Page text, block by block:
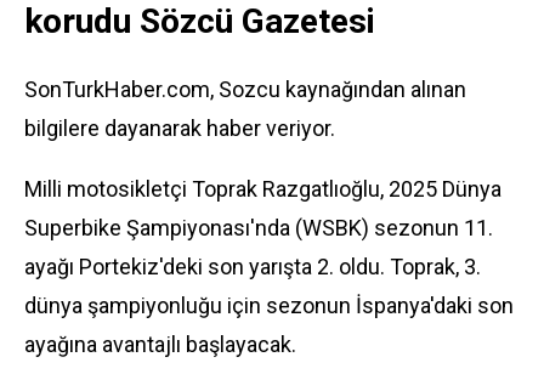
korudu Sözcü Gazetesi
SonTurkHaber.com, Sozcu kaynağından alınan
bilgilere dayanarak haber veriyor.
Milli motosikletçi Toprak Razgatlıoğlu, 2025 Dünya
Superbike Şampiyonası'nda (WSBK) sezonun 11.
ayağı Portekiz'deki son yarışta 2. oldu. Toprak, 3.
dünya şampiyonluğu için sezonun İspanya'daki son
ayağına avantajlı başlayacak.